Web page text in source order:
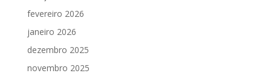
fevereiro 2026
janeiro 2026
dezembro 2025
novembro 2025